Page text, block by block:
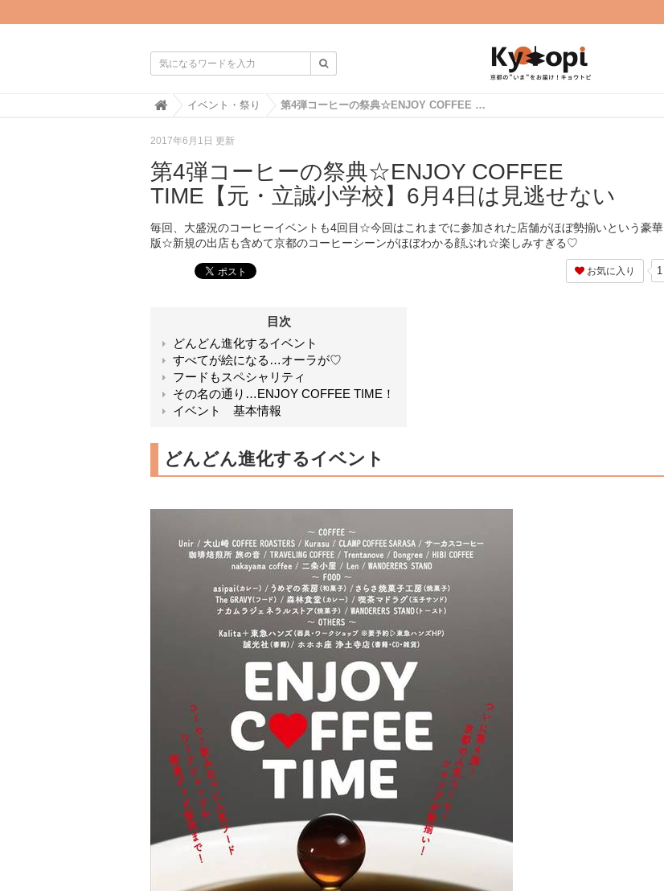
H
e
イベント・祭り 第4弾コーヒーの祭典☆ENJOY COFFEE TIME【元・立誠小学校】6月4日は見逃せない
2017年6月1日 更新
第4弾コーヒーの祭典☆ENJOY COFFEE
TIME【元・立誠小学校】6月4日は見逃せない
毎回、大盛況のコーヒーイベントも4回目☆今回はこれまでに参加された店舗がほぼ勢揃いという豪華
版☆新規の出店も含めて京都のコーヒーシーンがほぼわかる顔ぶれ☆楽しみすぎる♡
お気に入り 1
目次
どんどん進化するイベント
すべてが絵になる…オーラが♡
フードもスペシャリティ
その名の通り…ENJOY COFFEE TIME！
イベント 基本情報
どんどん進化するイベント